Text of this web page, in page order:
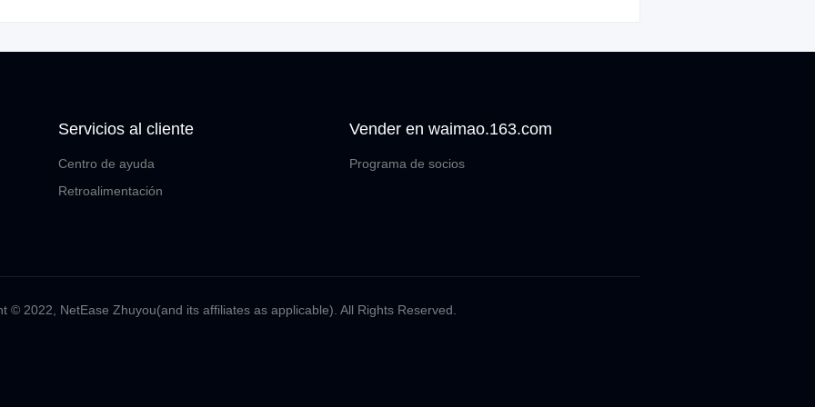
Servicios al cliente
Centro de ayuda
Retroalimentación
Vender en waimao.163.com
Programa de socios
©️ 2022, NetEase Zhuyou(and its affiliates as applicable). All Rights Reserved.